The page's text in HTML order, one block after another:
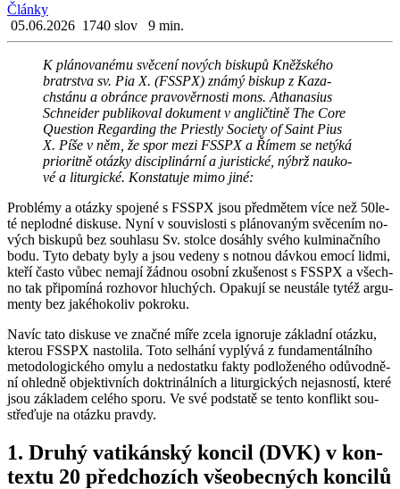
Články
05.06.2026 1740 slov 9 min.
K plá­no­va­né­mu svě­ce­ní no­vých bis­ku­pů Kněž­ské­ho
bra­trstva sv. Pia X. (FSSPX) známý bis­kup z Ka­za­
chstá­nu a obrán­ce pra­vo­věr­nos­ti mons. Atha­na­sius
Schne­i­der pu­b­li­ko­val do­ku­ment v an­g­lič­ti­ně The Core
Ques­ti­on Re­gar­ding the Priest­ly So­ci­e­ty of Saint Pius
X. Píše v něm, že spor mezi FSSPX a Římem se ne­tý­ká
pri­o­rit­ně otáz­ky dis­ci­pli­nár­ní a ju­ris­tic­ké, nýbrž nau­ko­
vé a li­tur­gic­ké. Kon­sta­tu­je mimo jiné:
Pro­blémy a otáz­ky spo­je­né s FSSPX jsou před­mě­tem více než 50le­
té ne­plod­né dis­ku­se. Nyní v sou­vis­los­ti s plá­no­va­ným svě­ce­ním no­
vých bis­ku­pů bez sou­hla­su Sv. stol­ce do­sáh­ly svého kul­mi­nač­ní­ho
bodu. Tyto de­ba­ty byly a jsou ve­de­ny s not­nou dáv­kou emocí lidmi,
kteří často vůbec ne­ma­jí žád­nou osob­ní zku­še­nost s FSSPX a všech­
no tak při­po­mí­ná roz­ho­vor hlu­chých. Opa­ku­jí se ne­u­stá­le tytéž ar­gu­
men­ty bez ja­ké­ho­ko­liv po­kro­ku.
Navíc tato dis­ku­se ve znač­né míře zcela ig­no­ru­je zá­klad­ní otáz­ku,
kte­rou FSSPX na­sto­li­la. Toto se­lhá­ní vy­plý­vá z fun­da­men­tál­ní­ho
me­to­do­lo­gic­ké­ho omylu a ne­do­stat­ku fakty pod­lo­že­né­ho odů­vod­ně­
ní ohled­ně ob­jek­tiv­ních dok­tri­nál­ních a li­tur­gic­kých ne­jas­nos­tí, které
jsou zá­kla­dem ce­lé­ho sporu. Ve své pod­sta­tě se tento kon­flikt sou­
stře­ďu­je na otáz­ku prav­dy.
1. Druhý va­ti­kán­ský kon­cil (DVK) v kon­
tex­tu 20 před­cho­zích vše­o­bec­ných kon­ci­lů